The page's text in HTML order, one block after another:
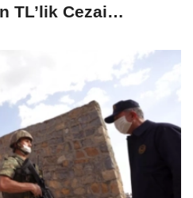
TL’lik Cezai